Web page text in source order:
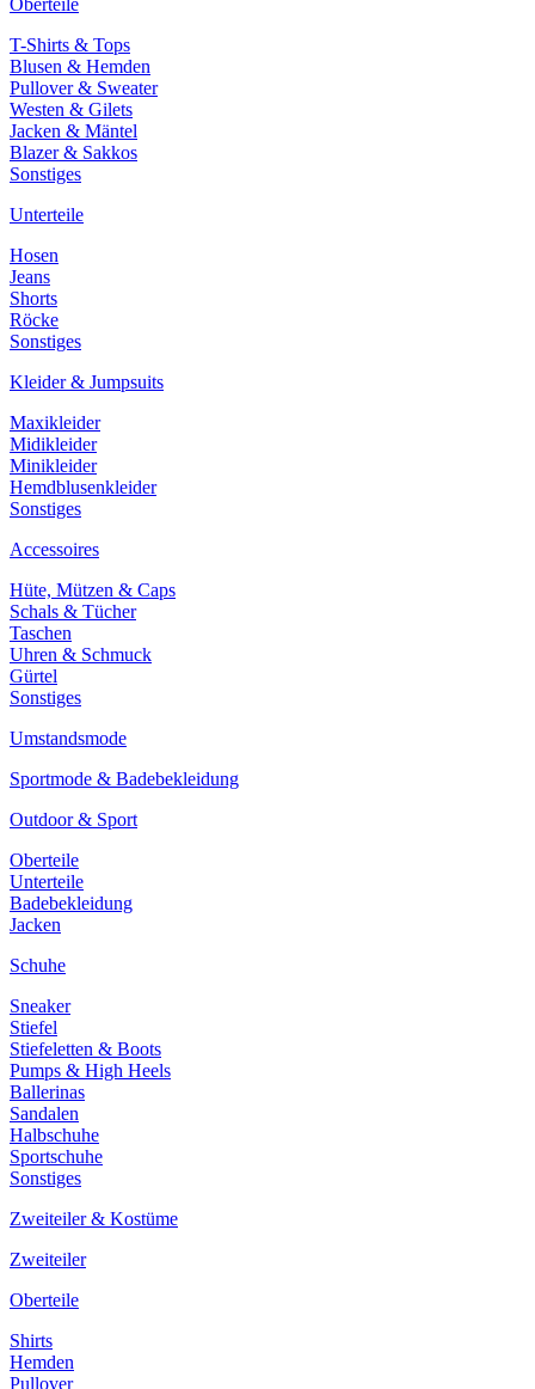
Oberteile
T-Shirts & Tops
Blusen & Hemden
Pullover & Sweater
Westen & Gilets
Jacken & Mäntel
Blazer & Sakkos
Sonstiges
Unterteile
Hosen
Jeans
Shorts
Röcke
Sonstiges
Kleider & Jumpsuits
Maxikleider
Midikleider
Minikleider
Hemdblusenkleider
Sonstiges
Accessoires
Hüte, Mützen & Caps
Schals & Tücher
Taschen
Uhren & Schmuck
Gürtel
Sonstiges
Umstandsmode
Sportmode & Badebekleidung
Outdoor & Sport
Oberteile
Unterteile
Badebekleidung
Jacken
Schuhe
Sneaker
Stiefel
Stiefeletten & Boots
Pumps & High Heels
Ballerinas
Sandalen
Halbschuhe
Sportschuhe
Sonstiges
Zweiteiler & Kostüme
Zweiteiler
Oberteile
Shirts
Hemden
Pullover